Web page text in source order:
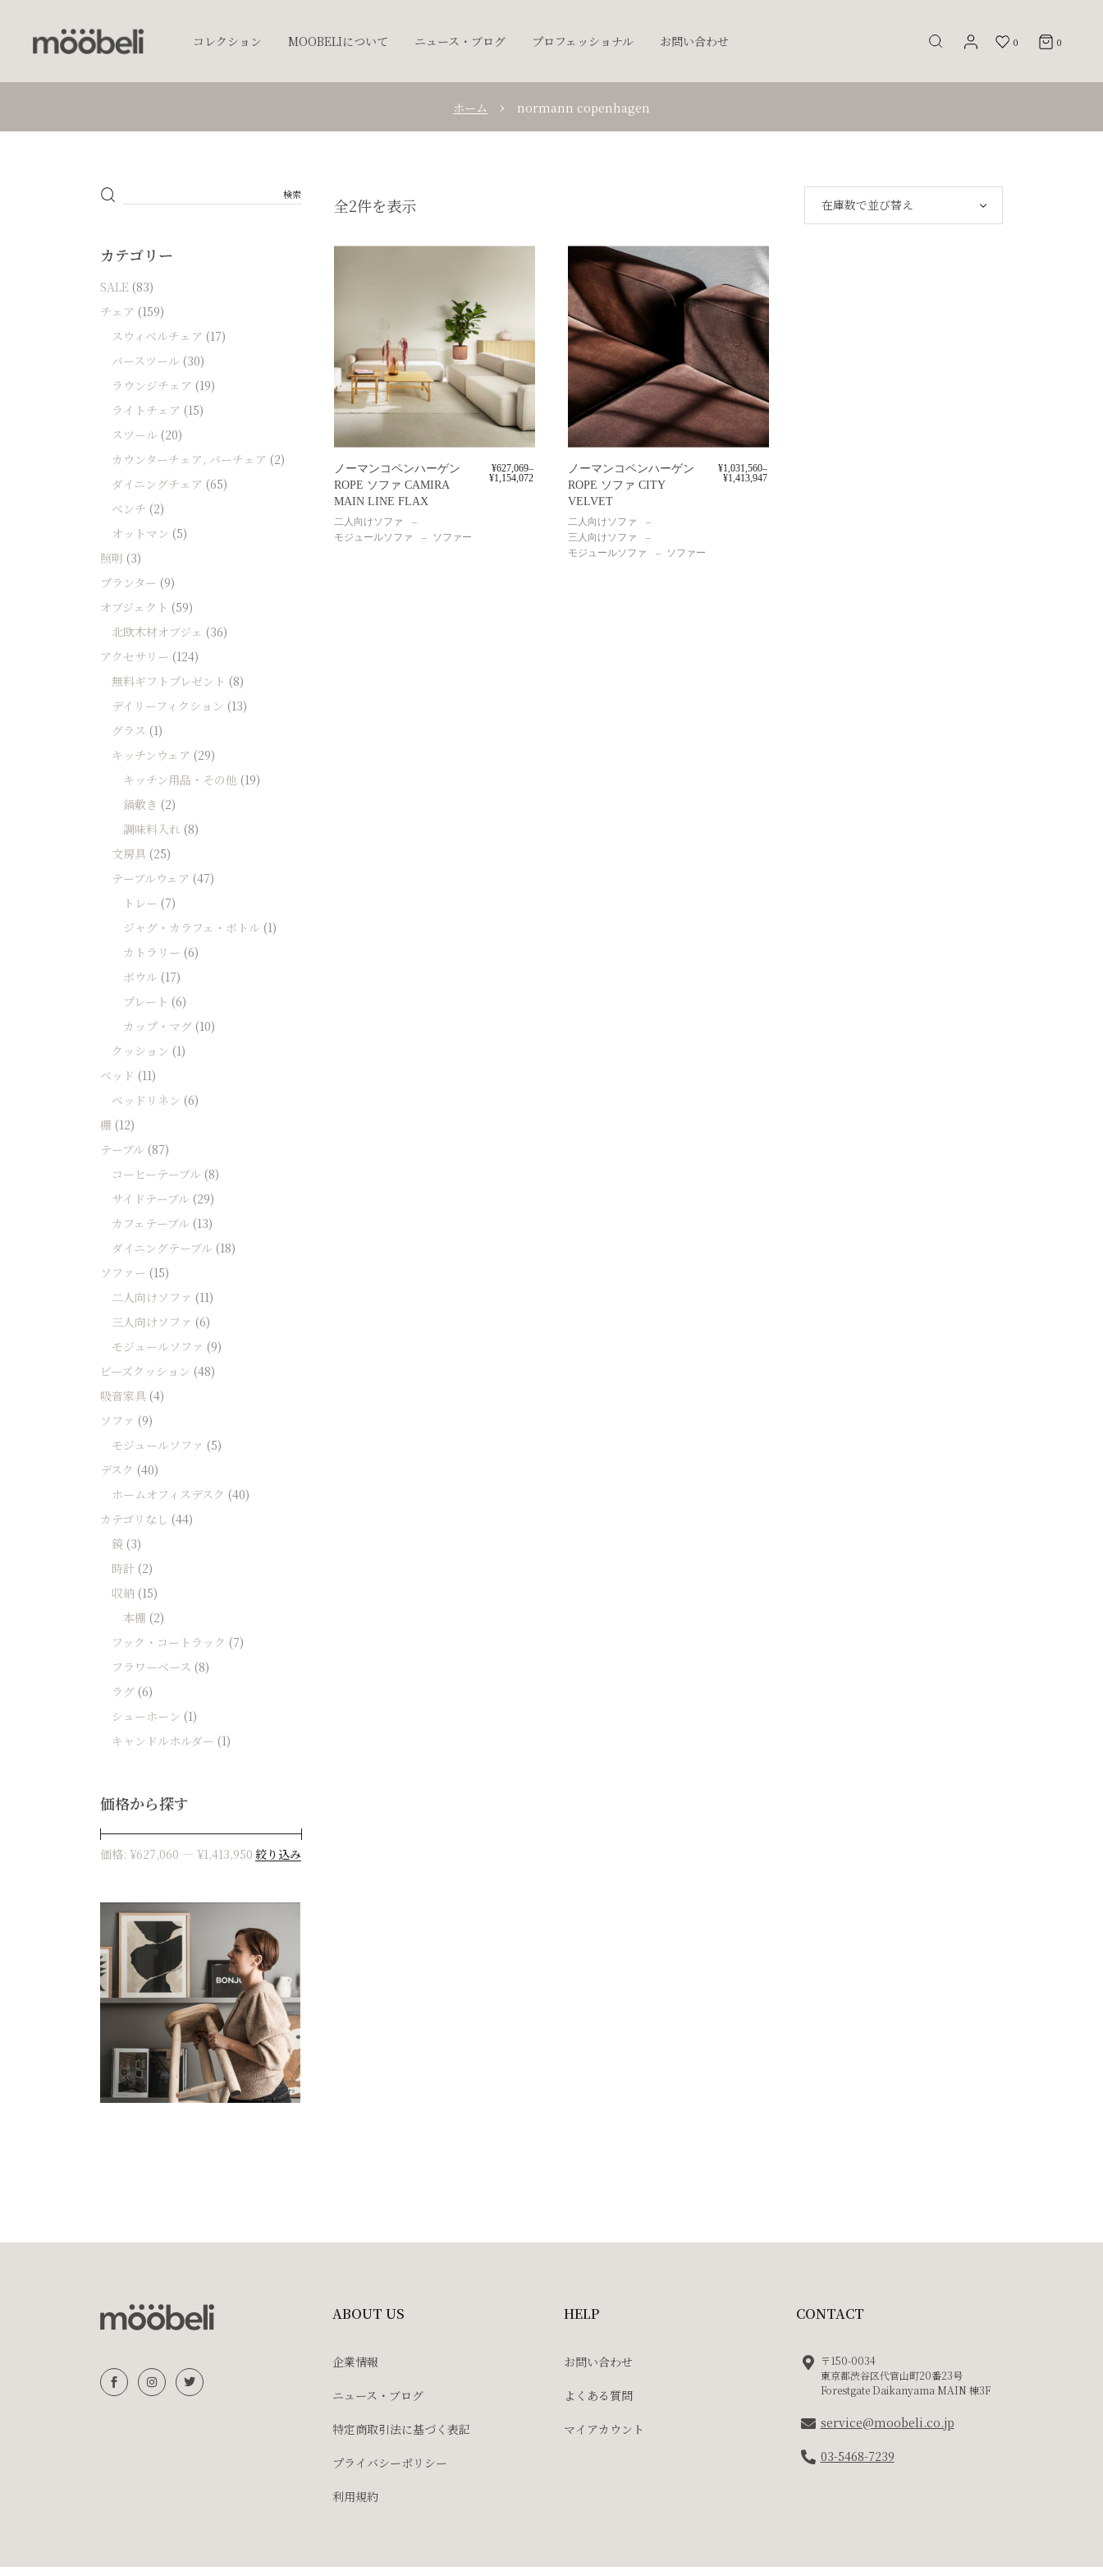
コレクション
キッチンウェア
テーブル
ソファー
ビーズクッション
ソファ
デスク
MOOBELIについて ニュース・ブログ プロフェッショナル お問い合わせ 0 0
ホーム normann copenhagen
全2件を表示 在庫数で並び替え
ノーマンコペンハーゲン
ROPE ソファ CAMIRA
MAIN LINE FLAX
二人向けソファ
モジュールソファ
ソファー
¥627,069–
¥1,154,072
ノーマンコペンハーゲン
ROPE ソファ CITY
VELVET
二人向けソファ
三人向けソファ
モジュールソファ
ソファー
¥1,031,560–
¥1,413,947
カテゴリー
SALE (83)
チェア (159)
スウィベルチェア (17)
バースツール (30)
ラウンジチェア (19)
ライトチェア (15)
スツール (20)
カウンターチェア, バーチェア (2)
ダイニングチェア (65)
ベンチ (2)
オットマン (5)
照明 (3)
プランター (9)
オブジェクト (59)
北欧木材オブジェ (36)
アクセサリー (124)
無料ギフトプレゼント (8)
デイリーフィクション (13)
グラス (1)
キッチンウェア (29)
キッチン用品・その他 (19)
鍋敷き (2)
調味料入れ (8)
文房具 (25)
テーブルウェア (47)
トレー (7)
ジャグ・カラフェ・ボトル (1)
カトラリー (6)
ボウル (17)
プレート (6)
カップ・マグ (10)
クッション (1)
ベッド (11)
ベッドリネン (6)
棚 (12)
テーブル (87)
コーヒーテーブル (8)
サイドテーブル (29)
カフェテーブル (13)
ダイニングテーブル (18)
ソファー (15)
二人向けソファ (11)
三人向けソファ (6)
モジュールソファ (9)
ビーズクッション (48)
吸音家具 (4)
ソファ (9)
モジュールソファ (5)
デスク (40)
ホームオフィスデスク (40)
カテゴリなし (44)
鏡 (3)
時計 (2)
収納 (15)
本棚 (2)
フック・コートラック (7)
フラワーベース (8)
ラグ (6)
シューホーン (1)
キャンドルホルダー (1)
価格から探す
絞り込み
価格: ¥627,060 — ¥1,413,950
ABOUT US
企業情報
ニュース・ブログ
特定商取引法に基づく表記
プライバシーポリシー
利用規約
HELP
お問い合わせ
よくある質問
マイアカウント
CONTACT
〒150-0034
東京都渋谷区代官山町20番23号
Forestgate Daikanyama MAIN 棟3F
service@moobeli.co.jp
03-5468-7239